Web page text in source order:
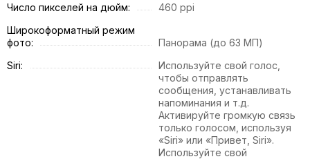
Число пикселей на дюйм:
460 ppi
Широкоформатный режим
фото:
Панорама (до 63 МП)
Siri:
Используйте свой голос,
чтобы отправлять
сообщения, устанавливать
напоминания и т.д.
Активируйте громкую связь
только голосом, используя
«Siri» или «Привет, Siri».
Используйте свой